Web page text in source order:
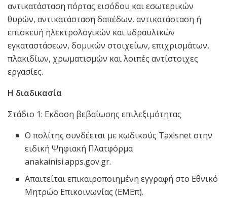
αντικατάσταση πόρτας εισόδου και εσωτερικών
θυρών, αντικατάσταση δαπέδων, αντικατάσταση ή
επισκευή ηλεκτρολογικών και υδραυλικών
εγκαταστάσεων, δομικών στοιχείων, επιχρισμάτων,
πλακιδίων, χρωματισμών και λοιπές αντίστοιχες
εργασίες.
Η διαδικασία
Στάδιο 1: Εκδοση βεβαίωσης επιλεξιμότητας
Ο πολίτης συνδέεται με κωδικούς Taxisnet στην
ειδική Ψηφιακή Πλατφόρμα
anakainisi.apps.gov.gr.
Απαιτείται επικαιροποιημένη εγγραφή στο Εθνικό
Μητρώο Επικοινωνίας (ΕΜΕπ).